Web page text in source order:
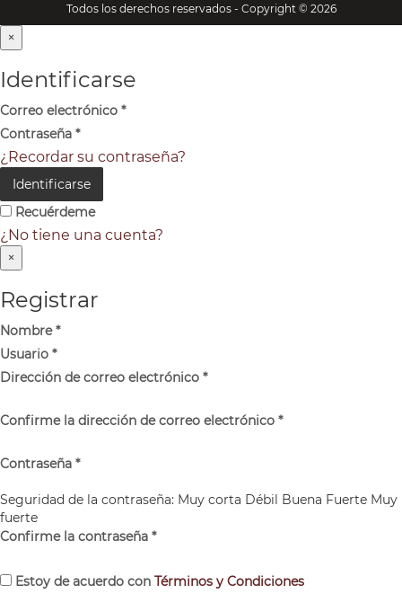
Todos los derechos reservados - Copyright © 2026
×
Identificarse
Correo electrónico *
Contraseña *
¿Recordar su contraseña?
Identificarse
Recuérdeme
¿No tiene una cuenta?
×
Registrar
Nombre*
Usuario *
Dirección de correo electrónico *
Confirme la dirección de correo electrónico *
Contraseña *
Seguridad de la contraseña: Muy corta Débil Buena Fuerte Muy
fuerte
Confirme la contraseña *
Estoy de acuerdo con Términos y Condiciones